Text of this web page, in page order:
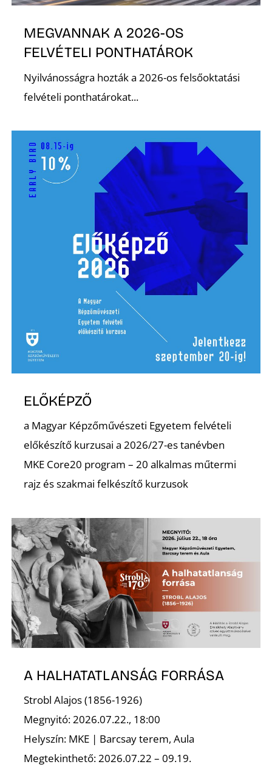
MEGVANNAK A 2026-OS
FELVÉTELI PONTHATÁROK
Nyilvánosságra hozták a 2026-os felsőoktatási
felvételi ponthatárokat...
ELŐKÉPZŐ
a Magyar Képzőművészeti Egyetem felvételi
előkészítő kurzusai a 2026/27-es tanévben
MKE Core20 program – 20 alkalmas műtermi
rajz és szakmai felkészítő kurzusok
A HALHATATLANSÁG FORRÁSA
Strobl Alajos (1856-1926)
Megnyitó: 2026.07.22., 18:00
Helyszín: MKE | Barcsay terem, Aula
Megtekinthető: 2026.07.22 – 09.19.